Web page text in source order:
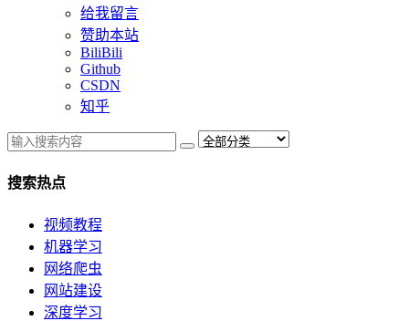
给我留言
赞助本站
BiliBili
Github
CSDN
知乎
搜索热点
视频教程
机器学习
网络爬虫
网站建设
深度学习